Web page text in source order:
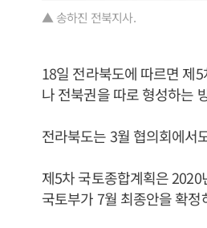
▲ 송하진 전북지사.
18일 전라북도에 따르면 제
나 전북권을 따로 형성하는
전라북도는 3월 협의회에서
제5차 국토종합계획은
국토부가 7월 최종안을 확